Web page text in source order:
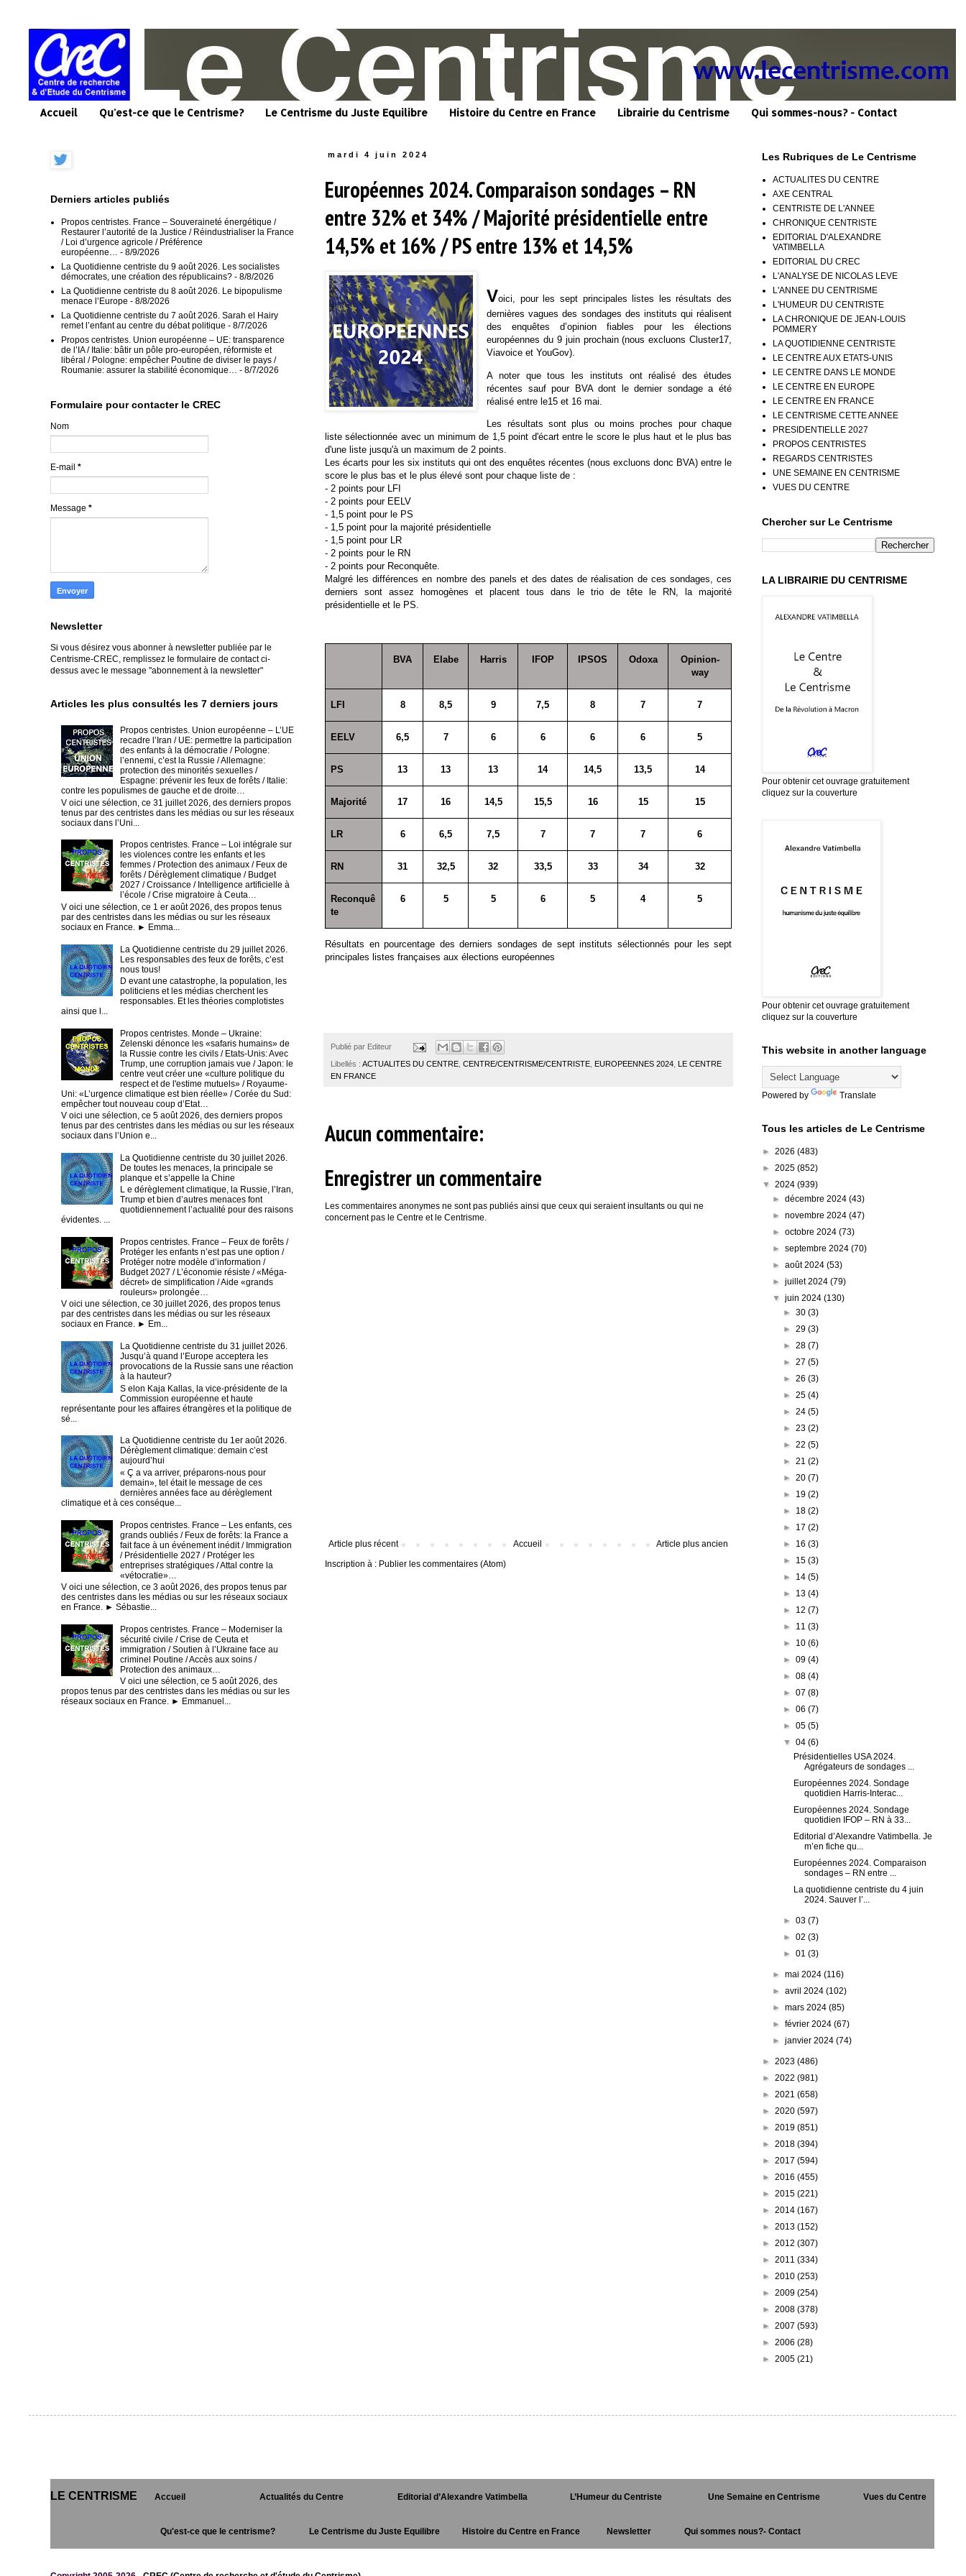
Accueil Qu'est-ce que le Centrisme? Le Centrisme du Juste Equilibre Histoire du Centre en France Librairie du Centrisme Qui sommes-nous? - Contact
mardi 4 juin 2024
Européennes 2024. Comparaison sondages – RN
entre 32% et 34% / Majorité présidentielle entre
14,5% et 16% / PS entre 13% et 14,5%
Voici, pour les sept principales listes les résultats des
dernières vagues des sondages des instituts qui réalisent
des enquêtes d’opinion fiables pour les élections
européennes du 9 juin prochain (nous excluons Cluster17,
Viavoice et YouGov).
A noter que tous les instituts ont réalisé des études
récentes sauf pour BVA dont le dernier sondage a été
réalisé entre le15 et 16 mai.
Les résultats sont plus ou moins proches pour chaque
liste sélectionnée avec un minimum de 1,5 point d'écart entre le score le plus haut et le plus bas
d'une liste jusqu'à un maximum de 2 points.
Les écarts pour les six instituts qui ont des enquêtes récentes (nous excluons donc BVA) entre le
score le plus bas et le plus élevé sont pour chaque liste de :
- 2 points pour LFI
- 2 points pour EELV
- 1,5 point pour le PS
- 1,5 point pour la majorité présidentielle
- 1,5 point pour LR
- 2 points pour le RN
- 2 points pour Reconquête.
Malgré les différences en nombre des panels et des dates de réalisation de ces sondages, ces
derniers sont assez homogènes et placent tous dans le trio de tête le RN, la majorité
présidentielle et le PS.
BVA Elabe Harris IFOP IPSOS Odoxa
Opinion-
way
LFI 8 8,5 9 7,5 8 7 7
EELV 6,5 7 6 6 6 6 5
PS 13 13 13 14 14,5 13,5 14
Majorité 17 16 14,5 15,5 16 15 15
LR 6 6,5 7,5 7 7 7 6
RN 31 32,5 32 33,5 33 34 32
Reconquê
te
6 5 5 6 5 4 5
Résultats en pourcentage des derniers sondages de sept instituts sélectionnés pour les sept
principales listes françaises aux élections européennes
Publié par Editeur
Libellés : ACTUALITES DU CENTRE CENTRE/CENTRISME/CENTRISTE EUROPEENNES 2024
LE CENTRE
EN FRANCE
Aucun commentaire:
Enregistrer un commentaire
Les commentaires anonymes ne sont pas publiés ainsi que ceux qui seraient insultants ou qui ne
concernent pas le Centre et le Centrisme.
Article plus récent Article plus ancien
Accueil
Inscription à : Publier les commentaires (Atom)
Derniers articles publiés
Propos centristes. France – Souveraineté énergétique /
Restaurer l’autorité de la Justice / Réindustrialiser la France
/ Loi d’urgence agricole / Préférence
européenne…
- 8/9/2026
La Quotidienne centriste du 9 août 2026. Les socialistes
démocrates, une création des républicains? - 8/8/2026
La Quotidienne centriste du 8 août 2026. Le bipopulisme
menace l’Europe - 8/8/2026
La Quotidienne centriste du 7 août 2026. Sarah el Hairy
remet l’enfant au centre du débat politique - 8/7/2026
Propos centristes. Union européenne – UE: transparence
de l’IA / Italie: bâtir un pôle pro-européen, réformiste et
libéral / Pologne: empêcher Poutine de diviser le pays /
Roumanie: assurer la stabilité économique…
- 8/7/2026
Formulaire pour contacter le CREC
Nom
E-mail *
Message *
Newsletter
Si vous désirez vous abonner à newsletter publiée par le
Centrisme-CREC, remplissez le formulaire de contact ci-
dessus avec le message "abonnement à la newsletter"
Articles les plus consultés les 7 derniers jours
Propos centristes. Union européenne – L’UE
recadre l’Iran / UE: permettre la participation
des enfants à la démocratie / Pologne:
l’ennemi, c’est la Russie / Allemagne:
protection des minorités sexuelles /
Espagne: prévenir les feux de forêts / Italie:
contre les populismes de gauche et de droite…
V oici une sélection, ce 31 juillet 2026, des derniers propos
tenus par des centristes dans les médias ou sur les réseaux
sociaux dans l’Uni...
Propos centristes. France – Loi intégrale sur
les violences contre les enfants et les
femmes / Protection des animaux / Feux de
forêts / Dérèglement climatique / Budget
2027 / Croissance / Intelligence artificielle à
l’école / Crise migratoire à Ceuta…
V oici une sélection, ce 1 er août 2026, des propos tenus
par des centristes dans les médias ou sur les réseaux
sociaux en France. ► Emma...
La Quotidienne centriste du 29 juillet 2026.
Les responsables des feux de forêts, c’est
nous tous!
D evant une catastrophe, la population, les
politiciens et les médias cherchent les
responsables. Et les théories complotistes
ainsi que l...
Propos centristes. Monde – Ukraine:
Zelenski dénonce les «safaris humains» de
la Russie contre les civils / Etats-Unis: Avec
Trump, une corruption jamais vue / Japon: le
centre veut créer une «culture politique du
respect et de l'estime mutuels» / Royaume-
Uni: «L’urgence climatique est bien réelle» / Corée du Sud:
empêcher tout nouveau coup d’Etat…
V oici une sélection, ce 5 août 2026, des derniers propos
tenus par des centristes dans les médias ou sur les réseaux
sociaux dans l’Union e...
La Quotidienne centriste du 30 juillet 2026.
De toutes les menaces, la principale se
planque et s’appelle la Chine
L e dérèglement climatique, la Russie, l’Iran,
Trump et bien d’autres menaces font
quotidiennement l’actualité pour des raisons
évidentes. ...
Propos centristes. France – Feux de forêts /
Protéger les enfants n’est pas une option /
Protéger notre modèle d’information /
Budget 2027 / L’économie résiste / «Méga-
décret» de simplification / Aide «grands
rouleurs» prolongée…
V oici une sélection, ce 30 juillet 2026, des propos tenus
par des centristes dans les médias ou sur les réseaux
sociaux en France. ► Em...
La Quotidienne centriste du 31 juillet 2026.
Jusqu’à quand l’Europe acceptera les
provocations de la Russie sans une réaction
à la hauteur?
S elon Kaja Kallas, la vice-présidente de la
Commission européenne et haute
représentante pour les affaires étrangères et la politique de
sé...
La Quotidienne centriste du 1er août 2026.
Dérèglement climatique: demain c’est
aujourd’hui
« Ç a va arriver, préparons-nous pour
demain», tel était le message de ces
dernières années face au dérèglement
climatique et à ces conséque...
Propos centristes. France – Les enfants, ces
grands oubliés / Feux de forêts: la France a
fait face à un événement inédit / Immigration
/ Présidentielle 2027 / Protéger les
entreprises stratégiques / Attal contre la
«vétocratie»…
V oici une sélection, ce 3 août 2026, des propos tenus par
des centristes dans les médias ou sur les réseaux sociaux
en France. ► Sébastie...
Propos centristes. France – Moderniser la
sécurité civile / Crise de Ceuta et
immigration / Soutien à l’Ukraine face au
criminel Poutine / Accès aux soins /
Protection des animaux…
V oici une sélection, ce 5 août 2026, des
propos tenus par des centristes dans les médias ou sur les
réseaux sociaux en France. ► Emmanuel...
Les Rubriques de Le Centrisme
ACTUALITES DU CENTRE
AXE CENTRAL
CENTRISTE DE L'ANNEE
CHRONIQUE CENTRISTE
EDITORIAL D'ALEXANDRE
VATIMBELLA
EDITORIAL DU CREC
L'ANALYSE DE NICOLAS LEVE
L'ANNEE DU CENTRISME
L'HUMEUR DU CENTRISTE
LA CHRONIQUE DE JEAN-LOUIS
POMMERY
LA QUOTIDIENNE CENTRISTE
LE CENTRE AUX ETATS-UNIS
LE CENTRE DANS LE MONDE
LE CENTRE EN EUROPE
LE CENTRE EN FRANCE
LE CENTRISME CETTE ANNEE
PRESIDENTIELLE 2027
PROPOS CENTRISTES
REGARDS CENTRISTES
UNE SEMAINE EN CENTRISME
VUES DU CENTRE
Chercher sur Le Centrisme
LA LIBRAIRIE DU CENTRISME
Pour obtenir cet ouvrage gratuitement
cliquez sur la couverture
Pour obtenir cet ouvrage gratuitement
cliquez sur la couverture
This website in another language
Powered by Translate
Tous les articles de Le Centrisme
► 2026 (483)
► 2025 (852)
▼ 2024 (939)
►décembre 2024(43)
►novembre 2024(47)
►octobre 2024(73)
►septembre 2024(70)
►août 2024(53)
►juillet 2024(79)
▼juin 2024(130)
► 30 (3)
► 29 (3)
► 28 (7)
► 27 (5)
► 26 (3)
► 25 (4)
► 24 (5)
► 23 (2)
► 22 (5)
► 21 (2)
► 20 (7)
► 19 (2)
► 18 (2)
► 17 (2)
► 16 (3)
► 15 (3)
► 14 (5)
► 13 (4)
► 12 (7)
► 11 (3)
► 10 (6)
► 09 (4)
► 08 (4)
► 07 (8)
► 06 (7)
► 05 (5)
▼ 04 (6)
Présidentielles USA 2024.
Agrégateurs de sondages ...
Européennes 2024. Sondage
quotidien Harris-Interac...
Européennes 2024. Sondage
quotidien IFOP – RN à 33...
Editorial d’Alexandre Vatimbella. Je
m’en fiche qu...
Européennes 2024. Comparaison
sondages – RN entre ...
La quotidienne centriste du 4 juin
2024. Sauver l’...
► 03 (7)
► 02 (3)
► 01 (3)
►mai 2024(116)
►avril 2024(102)
►mars 2024(85)
►février 2024(67)
►janvier 2024(74)
► 2023 (486)
► 2022 (981)
► 2021 (658)
► 2020 (597)
► 2019 (851)
► 2018 (394)
► 2017 (594)
► 2016 (455)
► 2015 (221)
► 2014 (167)
► 2013 (152)
► 2012 (307)
► 2011 (334)
► 2010 (253)
► 2009 (254)
► 2008 (378)
► 2007 (593)
► 2006 (28)
► 2005 (21)
LE CENTRISME Accueil Actualités du Centre Editorial d’Alexandre Vatimbella L’Humeur du Centriste Une Semaine en Centrisme Vues du Centre
Qu'est-ce que le centrisme? Le Centrisme du Juste Equilibre Histoire du Centre en France Newsletter Qui sommes nous?- Contact